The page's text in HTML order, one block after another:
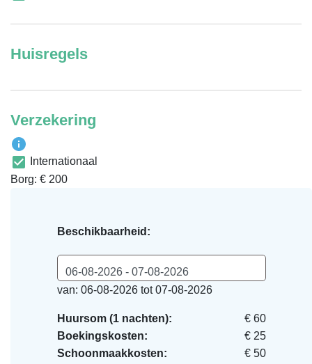
Huisregels
Verzekering
Internationaal
Borg: € 200
Beschikbaarheid:
06-08-2026 - 07-08-2026
van: 06-08-2026 tot 07-08-2026
Huursom (1 nachten):
€ 60
Boekingskosten:
€ 25
Schoonmaakkosten:
€ 50